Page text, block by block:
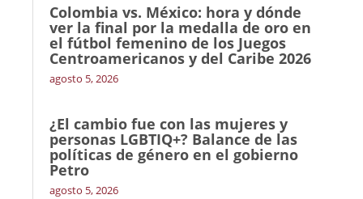
Colombia vs. México: hora y dónde
ver la final por la medalla de oro en
el fútbol femenino de los Juegos
Centroamericanos y del Caribe 2026
agosto 5, 2026
¿El cambio fue con las mujeres y
personas LGBTIQ+? Balance de las
políticas de género en el gobierno
Petro
agosto 5, 2026